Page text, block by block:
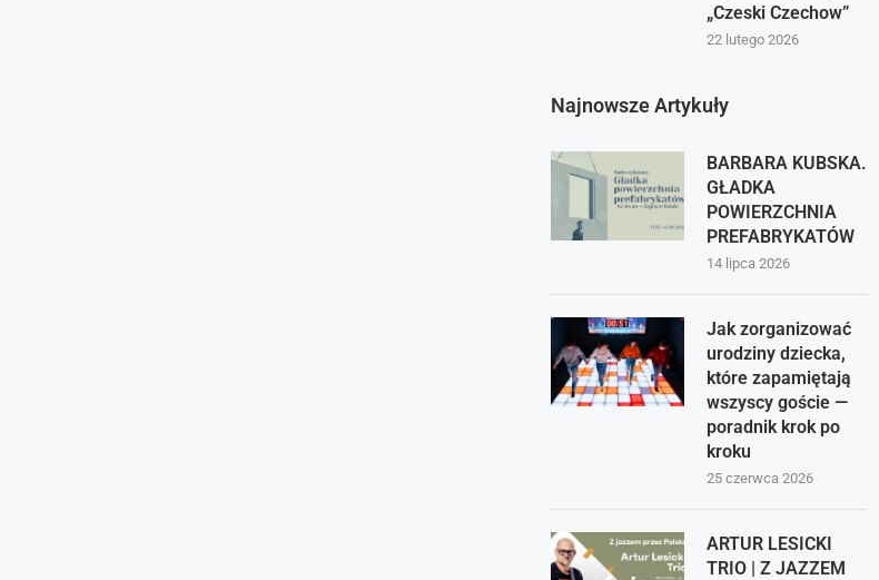
„Czeski Czechow”
22 lutego 2026
Najnowsze Artykuły
BARBARA KUBSKA.
GŁADKA
POWIERZCHNIA
PREFABRYKATÓW
14 lipca 2026
Jak zorganizować
urodziny dziecka,
które zapamiętają
wszyscy goście —
poradnik krok po
kroku
25 czerwca 2026
ARTUR LESICKI
TRIO | Z JAZZEM